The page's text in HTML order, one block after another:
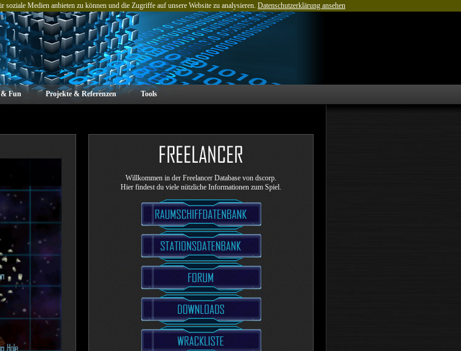
Medien anbieten zu können und die Zugriffe auf unsere Website zu analysieren. Datenschutzerklärung ansehen
& Fun Projekte & Referenzen Tools
Willkommen in der Freelancer Database von dscorp.
Hier findest du viele nützliche Informationen zum Spiel.